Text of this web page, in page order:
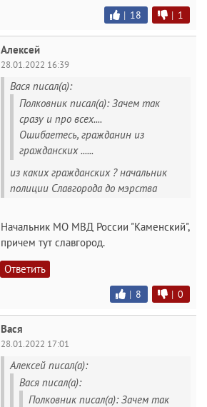
| 18 | 1
Алексей
28.01.2022 16:39
Вася писал(а):
Полковник писал(а): Зачем так
сразу и про всех....
Ошибаетесь, гражданин из
гражданских ......
из каких гражданских ? начальник
полиции Славгорода до мэрства
Начальник МО МВД России "Каменский",
причем тут славгород.
Ответить
| 8 | 0
Вася
28.01.2022 17:01
Алексей писал(а):
Вася писал(а):
Полковник писал(а): Зачем так